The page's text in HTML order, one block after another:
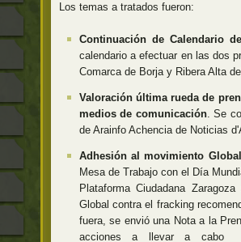
Los temas a tratados fueron:
Continuación de Calendario
calendario a efectuar en las dos
Comarca de Borja y Ribera Alta
Valoración última rueda de
medios de comunicación. Se
de Arainfo Achencia de Noticias
Adhesión al movimiento
Mesa de Trabajo con el Día
Plataforma Ciudadana
Global contra el fracking
fuera, se envió una Nota a la
acciones a llevar a cabo